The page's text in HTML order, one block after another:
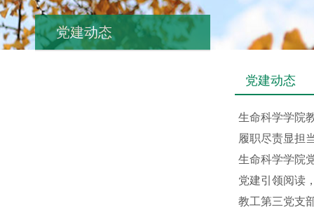
党建动态
党建动态
生命科学学院
履职尽责显担
生命科学学院
党建引领阅读
教工第三党支